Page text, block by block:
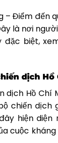
– Điểm đến
là nơi
đặc biệt,
dịch Hồ
dịch Hồ Chí
chiến dịch
hiện
cuộc